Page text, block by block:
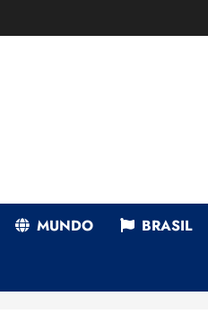
MUNDO BRASIL